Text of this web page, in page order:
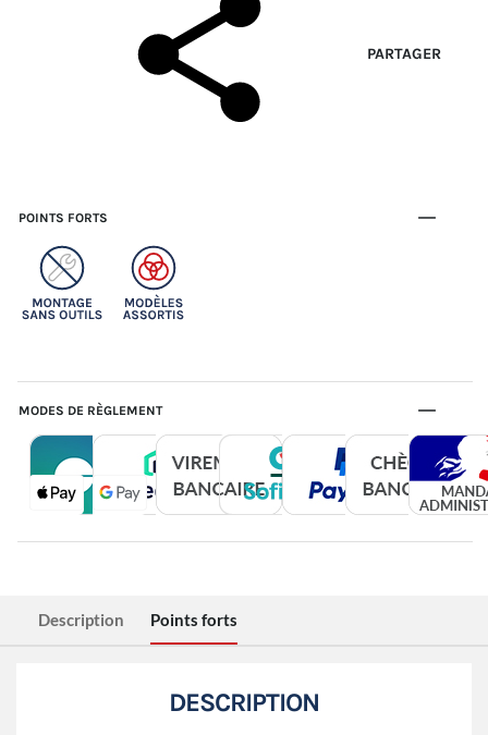
PARTAGER
POINTS FORTS
MODES DE RÈGLEMENT
Description Points forts
DESCRIPTION